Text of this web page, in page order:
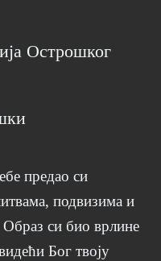
Острошког
предао си
подвизима и
си био врлине
Бог твоју